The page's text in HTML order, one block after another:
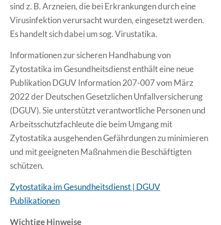
sind z. B. Arzneien, die bei Erkrankungen durch eine
Virusinfektion verursacht wurden, eingesetzt werden.
Es handelt sich dabei um sog. Virustatika.
Informationen zur sicheren Handhabung von
Zytostatika im Gesundheitsdienst enthält eine neue
Publikation DGUV Information 207-007 vom März
2022 der Deutschen Gesetzlichen Unfallversicherung
(DGUV). Sie unterstützt verantwortliche Personen und
Arbeitsschutzfachleute die beim Umgang mit
Zytostatika ausgehenden Gefährdungen zu minimieren
und mit geeigneten Maßnahmen die Beschäftigten
schützen.
Zytostatika im Gesundheitsdienst | DGUV
Publikationen
Wichtige Hinweise